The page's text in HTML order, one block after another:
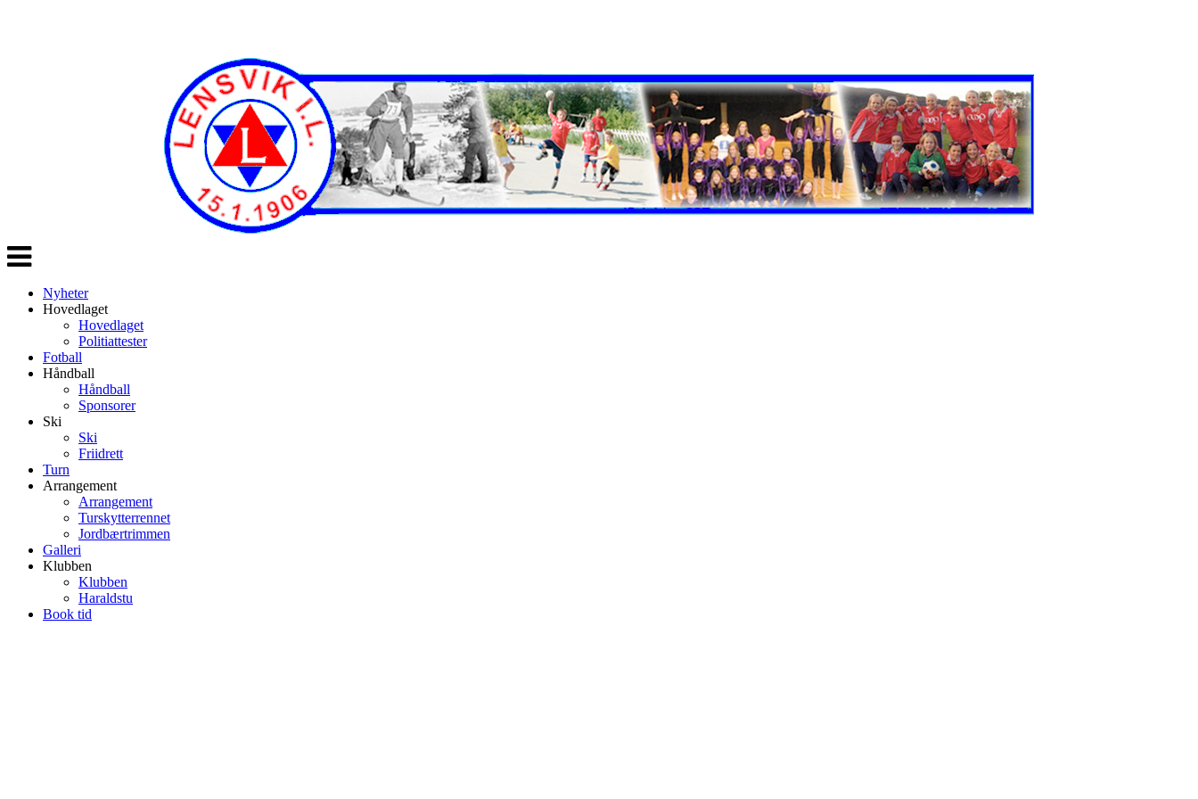
Veksle
navigasjon
Nyheter
Hovedlaget
Hovedlaget
Politiattester
Fotball
Håndball
Håndball
Sponsorer
Ski
Ski
Friidrett
Turn
Arrangement
Arrangement
Turskytterrennet
Jordbærtrimmen
Galleri
Klubben
Klubben
Haraldstu
Book tid